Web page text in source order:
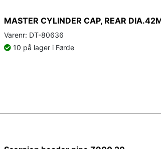
MASTER CYLINDER CAP, REAR
Varenr: DT-80636
10 på lager i Førde